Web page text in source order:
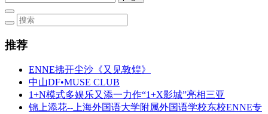
推荐
ENNE拂开尘沙《又见敦煌》
中山DF•MUSE CLUB
1+N模式多娱乐又添一力作“1+X影城”亮相三亚
锦上添花--上海外国语大学附属外国语学校东校ENNE专